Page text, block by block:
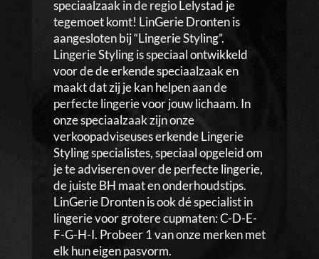
speciaalzaak in de regio Lelystad je
tegemoet komt! LinGerie Dronten is
aangesloten bij “Lingerie Styling”.
Lingerie Styling is speciaal ontwikkeld
voor de de erkende speciaalzaak en
maakt dat zij je kan helpen aan de
perfecte lingerie voor jouw lichaam. In
onze speciaalzaak zijn onze
verkoopadviseuses erkende Lingerie
Styling specialistes, speciaal opgeleid om
je te adviseren over de perfecte lingerie,
de juiste BH maat en onderhoudstips.
LinGerie Dronten is ook dé specialist in
lingerie voor grotere cupmaten: C-D-E-
F-G-H-I. Probeer 1 van onze merken met
elk hun eigen pasvorm.